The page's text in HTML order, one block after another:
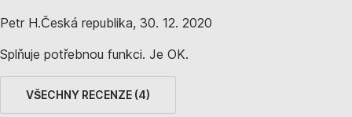
Petr H.Česká republika, 30. 12. 2020
Splňuje potřebnou funkci. Je OK.
VŠECHNY RECENZE (4)